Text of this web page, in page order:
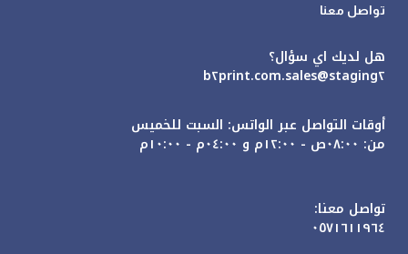
تواصل معنا
هل لديك اي سؤال؟
sales@staging٢.b٢print.com
أوقات التواصل عبر الواتس: السبت للخميس
من: ٠٨:٠٠ص - ١٢:٠٠م و ٠٤:٠٠م - ١٠:٠٠م
تواصل معنا:
٠٥٧١٦١١٩٦٤